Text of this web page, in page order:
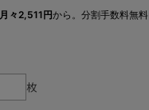
月々2,511円から。分割手数料無料
枚